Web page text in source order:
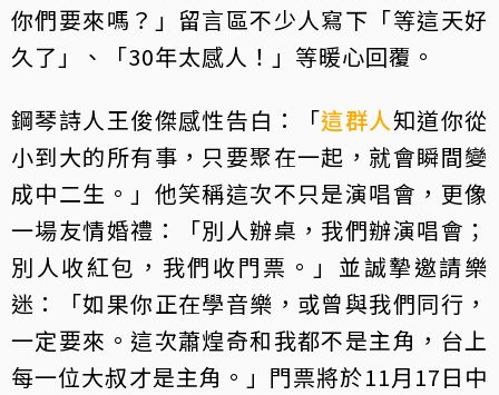
你們要來嗎？」留言區不少人寫下「等這天好
久了」、「30年太感人！」等暖心回覆。
鋼琴詩人王俊傑感性告白：「這群人知道你從
小到大的所有事，只要聚在一起，就會瞬間變
成中二生。」他笑稱這次不只是演唱會，更像
一場友情婚禮：「別人辦桌，我們辦演唱會；
別人收紅包，我們收門票。」並誠摯邀請樂
迷：「如果你正在學音樂，或曾與我們同行，
一定要來。這次蕭煌奇和我都不是主角，台上
每一位大叔才是主角。」門票將於11月17日中